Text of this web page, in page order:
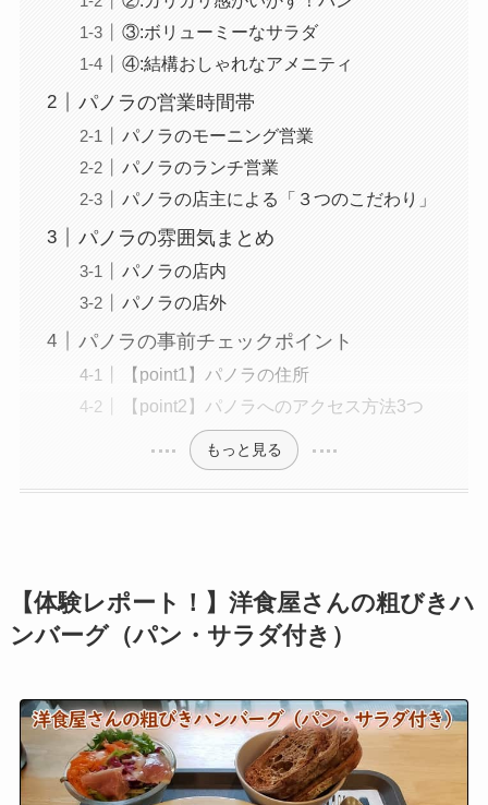
③:ボリューミーなサラダ
④:結構おしゃれなアメニティ
パノラの営業時間帯
パノラのモーニング営業
パノラのランチ営業
パノラの店主による「３つのこだわり」
パノラの雰囲気まとめ
パノラの店内
パノラの店外
パノラの事前チェックポイント
【point1】パノラの住所
【point2】パノラへのアクセス方法3つ
もっと見る
【体験レポート！】洋食屋さんの粗びきハ
ンバーグ（パン・サラダ付き）